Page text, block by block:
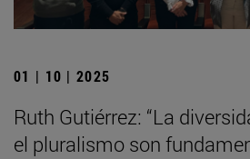
01 | 10 | 2025
Ruth Gutiérrez: “La
el pluralismo son